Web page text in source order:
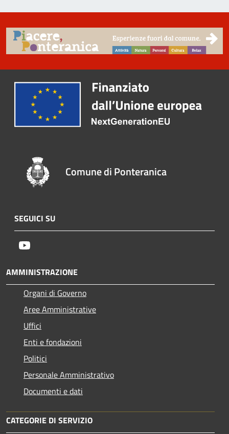
Comune di Ponteranica
SEGUICI SU
AMMINISTRAZIONE
Organi di Governo
Aree Amministrative
Uffici
Enti e fondazioni
Politici
Personale Amministrativo
Documenti e dati
CATEGORIE DI SERVIZIO